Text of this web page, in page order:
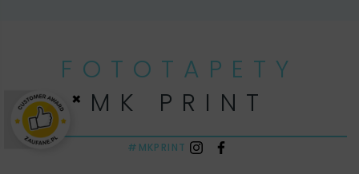
FOTOTAPETY
MK PRINT
#MKPRINT
×